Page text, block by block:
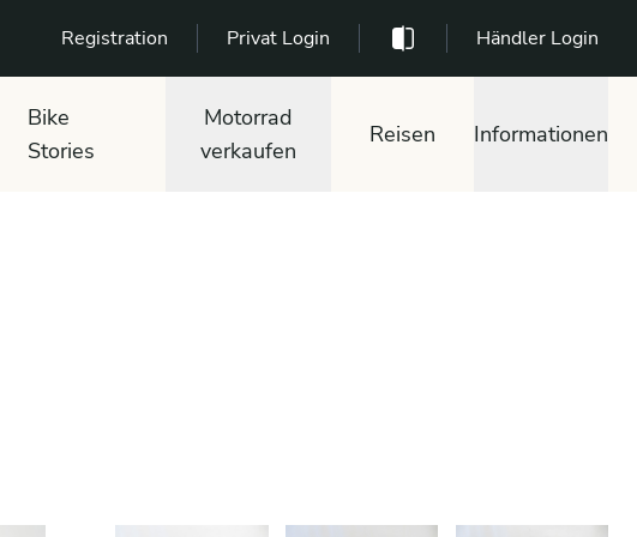
Registration Privat Login Händler Login
Bike
Stories
Motorrad
verkaufen
Reisen Informationen